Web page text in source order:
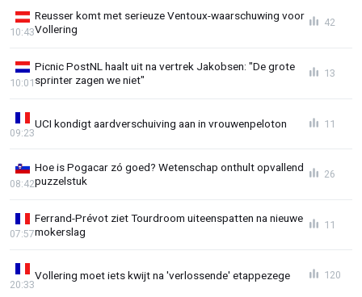
Reusser komt met serieuze Ventoux-waarschuwing voor
Vollering
10:43
42
Picnic PostNL haalt uit na vertrek Jakobsen: "De grote
sprinter zagen we niet"
10:01
13
UCI kondigt aardverschuiving aan in vrouwenpeloton
09:23
11
Hoe is Pogacar zó goed? Wetenschap onthult opvallend
puzzelstuk
08:42
26
Ferrand-Prévot ziet Tourdroom uiteenspatten na nieuwe
mokerslag
07:57
11
Vollering moet iets kwijt na 'verlossende' etappezege
20:33
120